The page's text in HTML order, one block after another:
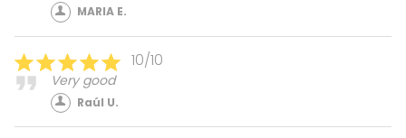
MARIA E.
10/10
Very good
Raúl U.